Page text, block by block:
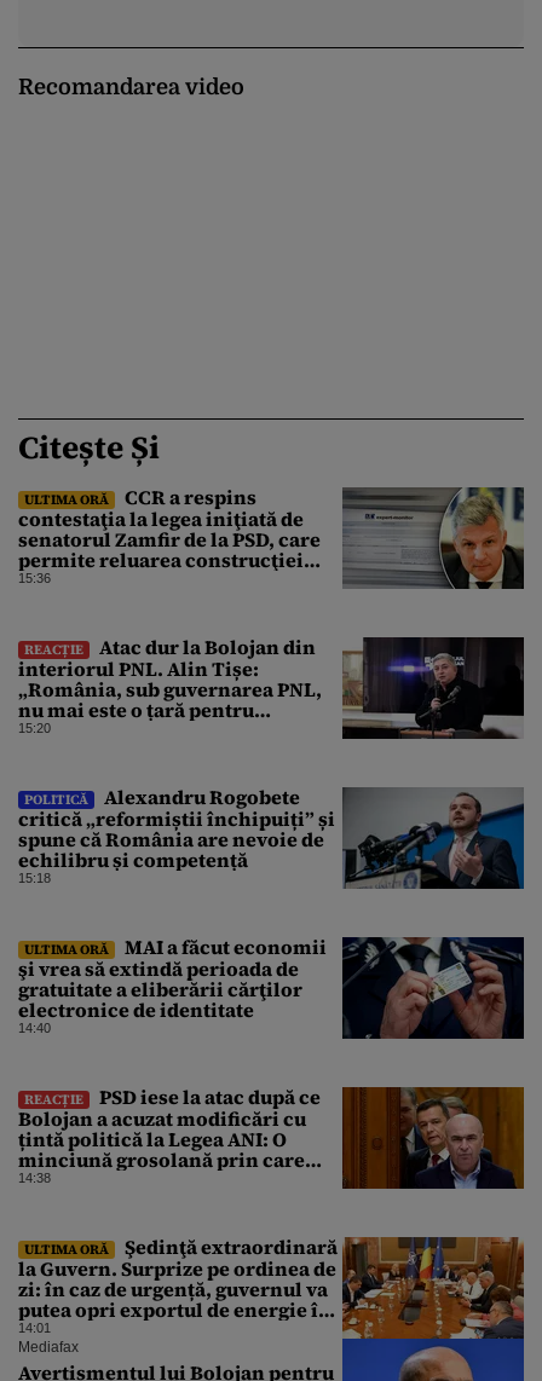
Recomandarea video
Citește Și
ULTIMA ORĂ
CCR a respins
contestaţia la legea iniţiată de
senatorul Zamfir de la PSD, care
permite reluarea construcţiei
hidrocentralelor din zonele
15:36
REACȚIE
Atac dur la Bolojan din
interiorul PNL. Alin Tișe:
„România, sub guvernarea PNL,
nu mai este o țară pentru
investitori”
15:20
POLITICĂ
Alexandru Rogobete
critică „reformiștii închipuiți” și
spune că România are nevoie de
echilibru și competență
15:18
ULTIMA ORĂ
MAI a făcut economii
şi vrea să extindă perioada de
gratuitate a eliberării cărţilor
electronice de identitate
14:40
REACȚIE
PSD iese la atac după ce
Bolojan a acuzat modificări cu
țintă politică la Legea ANI: O
minciună grosolană prin care
încearcă să acopere culpa PNL-
14:38
ULTIMA ORĂ
Şedinţă extraordinară
la Guvern. Surprize pe ordinea de
zi: în caz de urgență, guvernul va
putea opri exportul de energie în
afara țării
14:01
Mediafax
Avertismentul lui Bolojan pentru